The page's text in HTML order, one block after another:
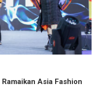
Asia Fashion